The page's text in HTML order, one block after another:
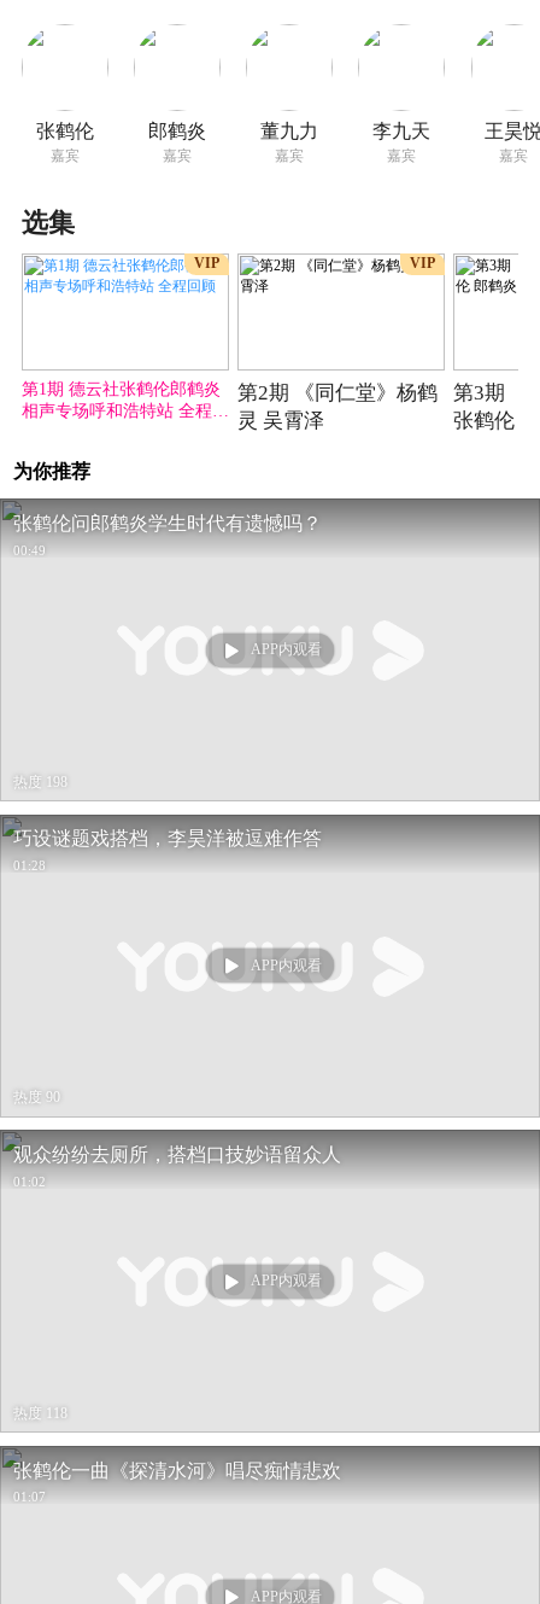
张鹤伦
嘉宾
郎鹤炎
嘉宾
董九力
嘉宾
李九天
嘉宾
王昊
嘉宾
选集
VIP
第1期 德云社张鹤伦郎鹤炎
相声专场呼和浩特站 全程回
VIP
第2期 《同仁堂》杨鹤
灵 吴霄泽
第3期 《
张鹤伦
为你推荐
张鹤伦问郎鹤炎学生时代有遗憾吗？
00:49
APP内观看
热度 198
巧设谜题戏搭档，李昊洋被逗难作答
01:28
APP内观看
热度 90
观众纷纷去厕所，搭档口技妙语留众人
01:02
APP内观看
热度 118
张鹤伦一曲《探清水河》唱尽痴情悲欢
01:07
APP内观看